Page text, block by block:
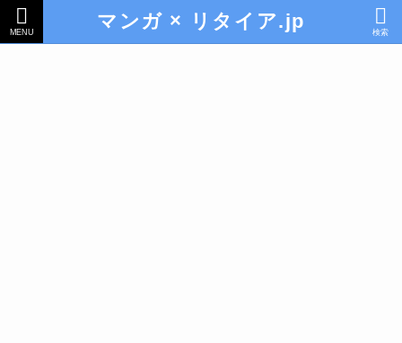
マンガ × リタイア.jp 検索
MENU